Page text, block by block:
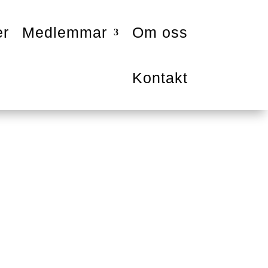
Medlemmar Om oss
Kontakt